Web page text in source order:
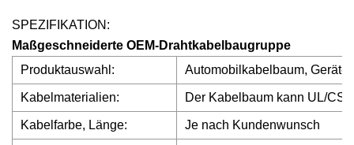
SPEZIFIKATION:
Maßgeschneiderte OEM-Drahtkabelbaugruppe
Produktauswahl:
Automobilkabelbaum,
Kabelmaterialien: Der Kabelbaum kann UL/
Kabelfarbe, Länge: Je nach Kundenwunsch